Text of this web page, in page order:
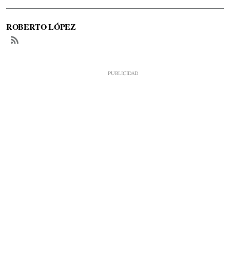
ROBERTO LÓPEZ